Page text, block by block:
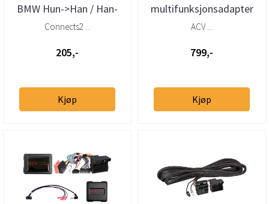
BMW Hun->Han / Han-
>Hun
Connects2 ...
205,-
Kjøp
multifunksjonsadapter
BMW (1994–2010) med
ACV ...
799,-
Kjøp